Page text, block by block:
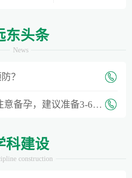
东头条
News
？
孕，建议准备3-6个月时间
科建设
construction